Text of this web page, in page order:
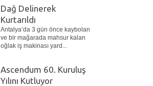
Dağ Delinerek
Kurtarıldı
Antalya’da 3 gün önce kaybolan
ve bir mağarada mahsur kalan
oğlak iş makinası yard...
Ascendum 60. Kuruluş
Yılını Kutluyor